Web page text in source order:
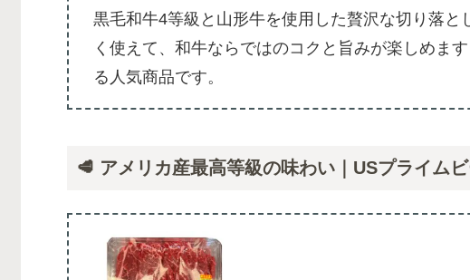
黒毛和牛4等級と山形牛を使用した贅沢な切り落
く使えて、和牛ならではのコクと旨みが楽しめま
る人気商品です。
🥩 アメリカ産最高等級の味わい｜USプライム